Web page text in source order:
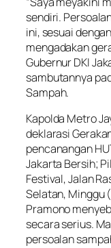
sendiri.
ini, sesuai
mengadakan
Gubernur DKI
sambutannya
Sampah.
Kapolda Metro
deklarasi
pencanangan
Jakarta Bersih;
Festival, Jalan
Selatan, Minggu
Pramono
secara serius.
persoalan